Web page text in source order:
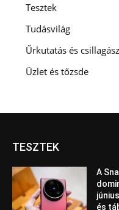
Tesztek
Tudásvilág
Űrkutatás és
Üzlet és tőzsde
TESZTEK
A
és